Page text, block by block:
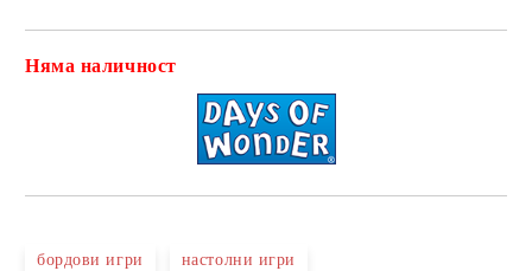
Няма наличност
бордови игри настолни игри